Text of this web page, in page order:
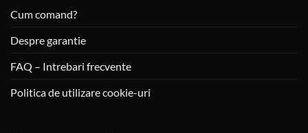
Cum comand?
Despre garantie
FAQ – Intrebari frecvente
Politica de utilizare cookie-uri